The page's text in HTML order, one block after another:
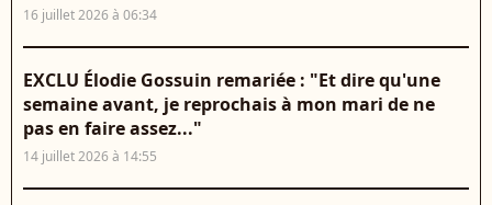
16 juillet 2026 à 06:34
EXCLU Élodie Gossuin remariée : "Et dire qu'une
semaine avant, je reprochais à mon mari de ne
pas en faire assez..."
14 juillet 2026 à 14:55